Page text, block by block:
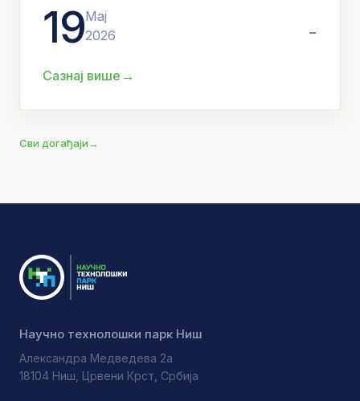
19Мај
2026
-
Сазнај више →
Сви догађаји→
Научно технолошки парк Ниш
Александра Медведева 2а
18104 Ниш, Црвени Крст, Србија